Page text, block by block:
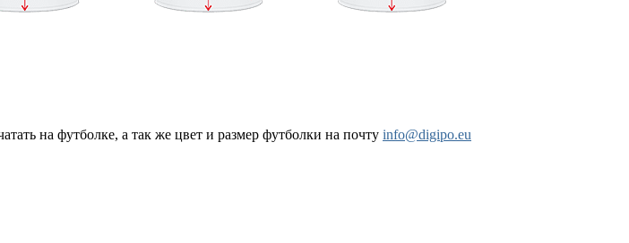
на футболке, а так же цвет и размер футболки на почту info@digipo.eu